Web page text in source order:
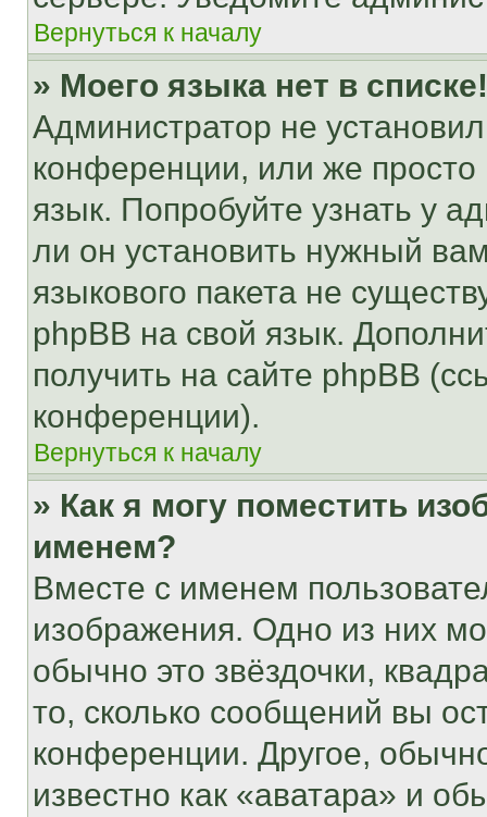
Вернуться к началу
» Моего языка нет в списке!
Администратор не
конференции, или же
язык. Попробуйте узнать у
ли он установить нужный
языкового пакета не
phpBB на свой язык.
получить на сайте phpBB
конференции).
Вернуться к началу
» Как я могу поместить
именем?
Вместе с именем
изображения. Одно из них
обычно это звёздочки,
то, сколько сообщений вы
конференции. Другое,
известно как «аватара» и